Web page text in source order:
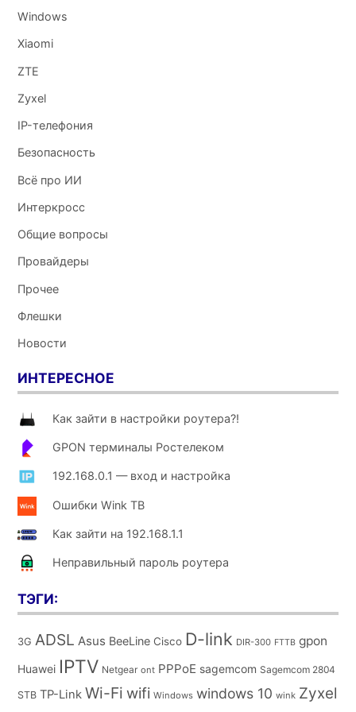
13 февраля 2016 в 22:24
Их можно использовать только у тех операторов, у которых есть
прошивка под эту модель. Больше никак.
Windows
Xiaomi
ZTE
Zyxel
IP-телефония
Безопасность
Всё про ИИ
Интеркросс
Общие вопросы
Провайдеры
Прочее
Флешки
Новости
ИНТЕРЕСНОЕ
Как зайти в настройки роутера?!
GPON терминалы Ростелеком
192.168.0.1 — вход и настройка
Ошибки Wink ТВ
Как зайти на 192.168.1.1
Неправильный пароль роутера
ТЭГИ:
3G ADSL Asus BeeLine Cisco D-link DIR-300 FTTB gpon
Huawei IPTV Netgear ont PPPoE sagemcom Sagemcom 2804
STB TP-Link Wi-Fi wifi Windows windows 10 wink Zyxel